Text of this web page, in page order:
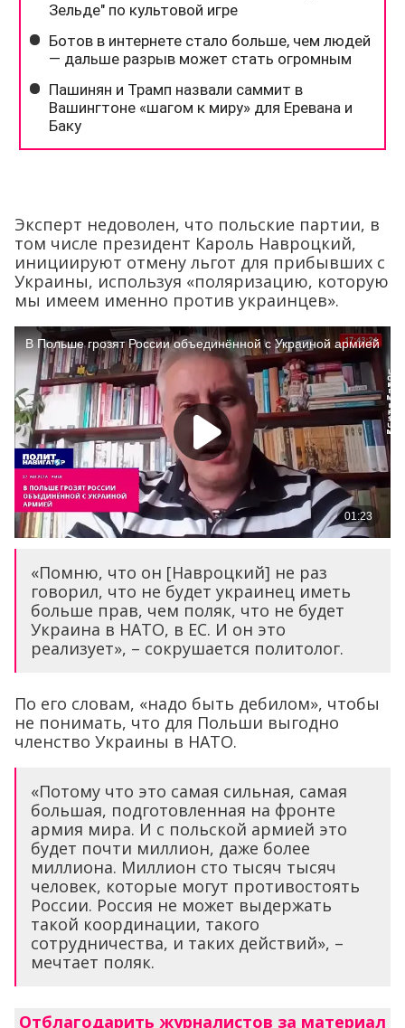
Эксперт недоволен, что польские партии, в
том числе президент Кароль Навроцкий,
инициируют отмену льгот для прибывших с
Украины, используя «поляризацию, которую
мы имеем именно против украинцев».
«Помню, что он [Навроцкий] не раз
говорил, что не будет украинец иметь
больше прав, чем поляк, что не будет
Украина в НАТО, в ЕС. И он это
реализует», – сокрушается политолог.
По его словам, «надо быть дебилом», чтобы
не понимать, что для Польши выгодно
членство Украины в НАТО.
«Потому что это самая сильная, самая
большая, подготовленная на фронте
армия мира. И с польской армией это
будет почти миллион, даже более
миллиона. Миллион сто тысяч тысяч
человек, которые могут противостоять
России. Россия не может выдержать
такой координации, такого
сотрудничества, и таких действий», –
мечтает поляк.
Отблагодарить журналистов за материал